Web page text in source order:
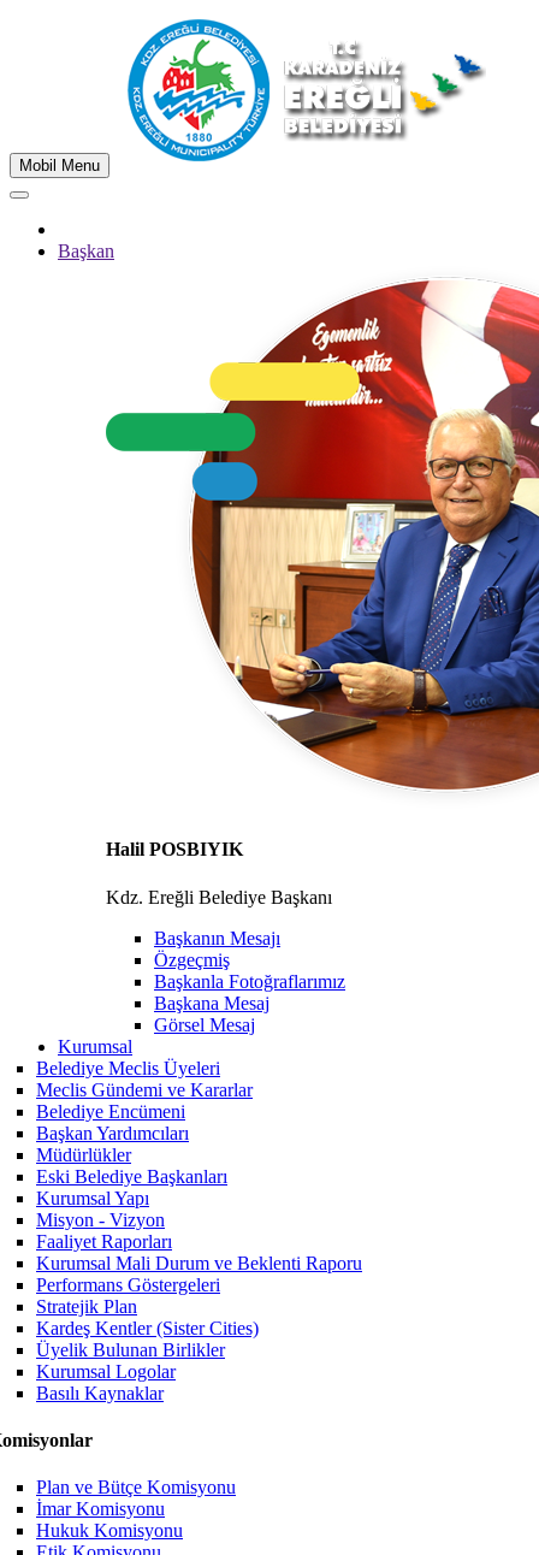
Mobil Menu
Başkan
Halil POSBIYIK
Kdz. Ereğli Belediye Başkanı
Başkanın Mesajı
Özgeçmiş
Başkanla Fotoğraflarımız
Başkana Mesaj
Görsel Mesaj
Kurumsal
Belediye Meclis Üyeleri
Meclis Gündemi ve Kararlar
Belediye Encümeni
Başkan Yardımcıları
Müdürlükler
Eski Belediye Başkanları
Kurumsal Yapı
Misyon - Vizyon
Faaliyet Raporları
Kurumsal Mali Durum ve Beklenti Raporu
Performans Göstergeleri
Stratejik Plan
Kardeş Kentler (Sister Cities)
Üyelik Bulunan Birlikler
Kurumsal Logolar
Basılı Kaynaklar
Plan ve Bütçe Komisyonu
İmar Komisyonu
Hukuk Komisyonu